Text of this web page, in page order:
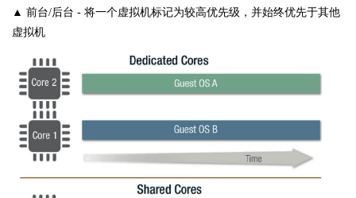
▲ 前台/后台 - 将一个虚拟机标记为较高优先级，并始终优先于其他
虚拟机